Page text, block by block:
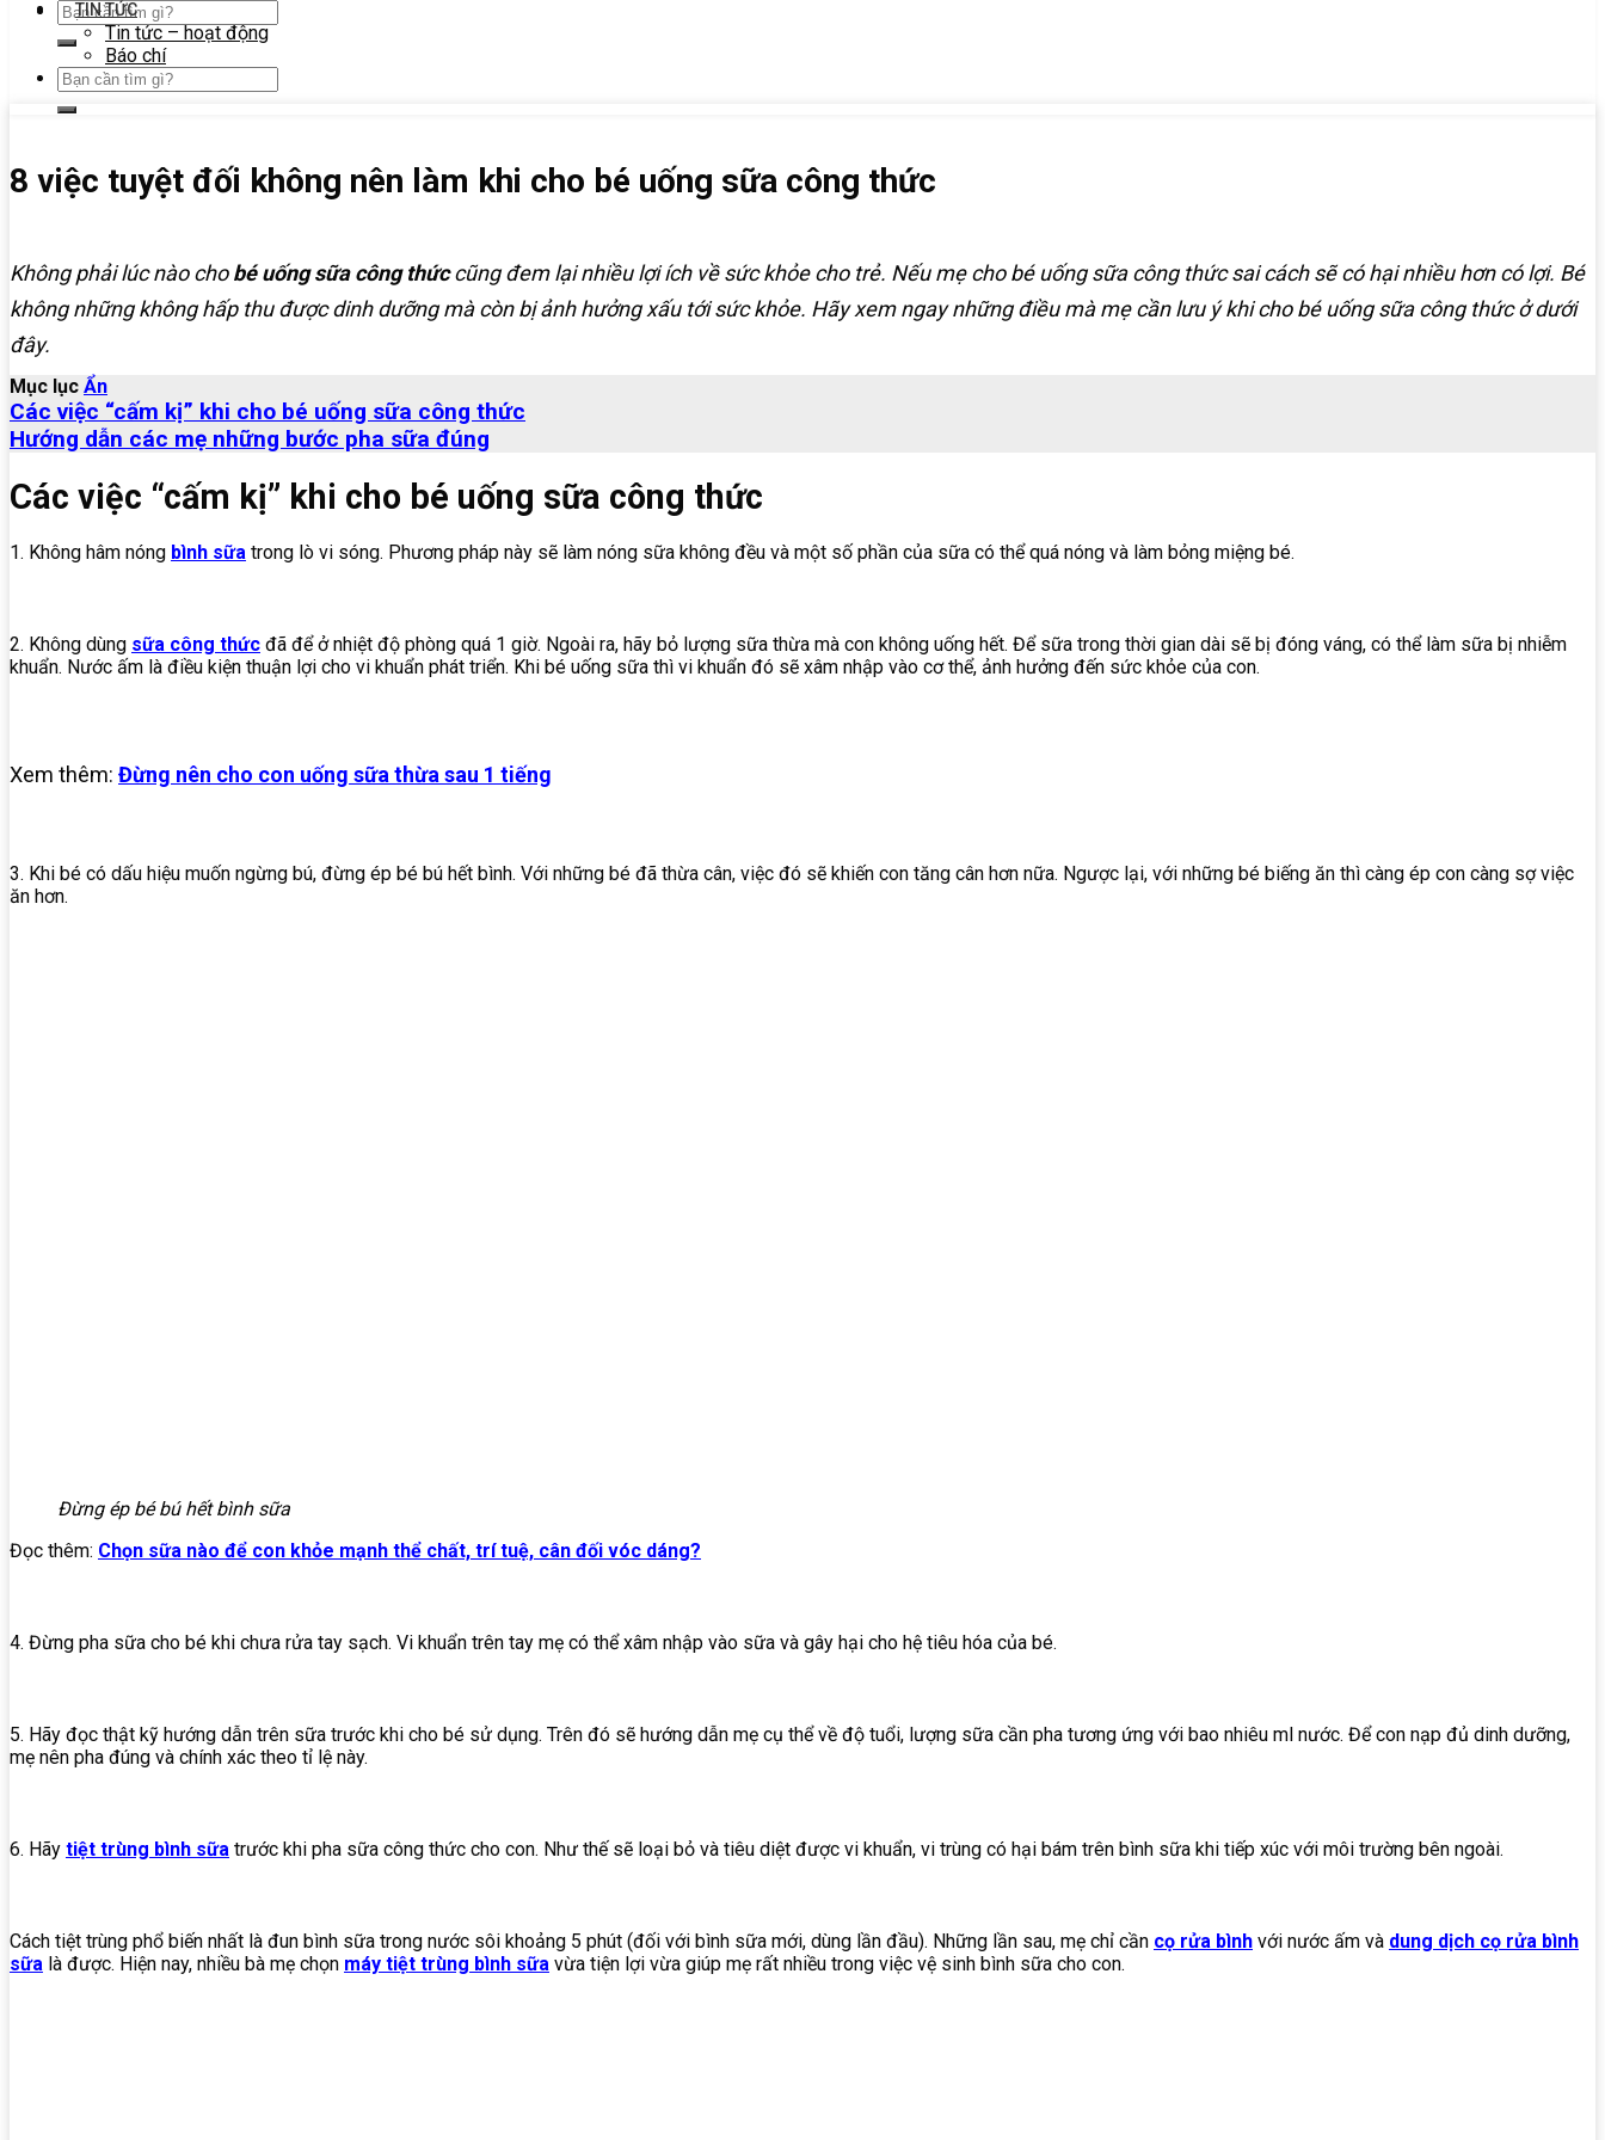
TIN TỨC
Tin tức – hoạt động
Báo chí
8 việc tuyệt đối không nên làm khi cho bé uống sữa công thức
Không phải lúc nào chobé uống sữa công thứccũng đem lại nhiều lợi ích về sức khỏe cho trẻ. Nếu mẹ cho bé uống sữa công thức sai cách sẽ có hại nhiều hơn có lợi. Bé
không những không hấp thu được dinh dưỡng mà còn bị ảnh hưởng xấu tới sức khỏe. Hãy xem ngay những điều mà mẹ cần lưu ý khi cho bé uống sữa công thức ở dưới
đây.
Mục lục Ẩn
Các việc “cấm kị” khi cho bé uống sữa công thức
Hướng dẫn các mẹ những bước pha sữa đúng
Các việc “cấm kị” khi cho bé uống sữa công thức
1. Không hâm nóng bình sữa trong lò vi sóng. Phương pháp này sẽ làm nóng sữa không đều và một số phần của sữa có thể quá nóng và làm bỏng miệng bé.
2. Không dùng sữa công thức đã để ở nhiệt độ phòng quá 1 giờ. Ngoài ra, hãy bỏ lượng sữa thừa mà con không uống hết. Để sữa trong thời gian dài sẽ bị đóng váng, có thể làm sữa bị nhiễm
khuẩn. Nước ấm là điều kiện thuận lợi cho vi khuẩn phát triển. Khi bé uống sữa thì vi khuẩn đó sẽ xâm nhập vào cơ thể, ảnh hưởng đến sức khỏe của con.
Xem thêm: Đừng nên cho con uống sữa thừa sau 1 tiếng
3. Khi bé có dấu hiệu muốn ngừng bú, đừng ép bé bú hết bình. Với những bé đã thừa cân, việc đó sẽ khiến con tăng cân hơn nữa. Ngược lại, với những bé biếng ăn thì càng ép con càng sợ việc
ăn hơn.
Đừng ép bé bú hết bình sữa
Đọc thêm: Chọn sữa nào để con khỏe mạnh thể chất, trí tuệ, cân đối vóc dáng?
4. Đừng pha sữa cho bé khi chưa rửa tay sạch. Vi khuẩn trên tay mẹ có thể xâm nhập vào sữa và gây hại cho hệ tiêu hóa của bé.
5. Hãy đọc thật kỹ hướng dẫn trên sữa trước khi cho bé sử dụng. Trên đó sẽ hướng dẫn mẹ cụ thể về độ tuổi, lượng sữa cần pha tương ứng với bao nhiêu ml nước. Để con nạp đủ dinh dưỡng,
mẹ nên pha đúng và chính xác theo tỉ lệ này.
6. Hãy tiệt trùng bình sữa trước khi pha sữa công thức cho con. Như thế sẽ loại bỏ và tiêu diệt được vi khuẩn, vi trùng có hại bám trên bình sữa khi tiếp xúc với môi trường bên ngoài.
Cách tiệt trùng phổ biến nhất là đun bình sữa trong nước sôi khoảng 5 phút (đối với bình sữa mới, dùng lần đầu). Những lần sau, mẹ chỉ cần cọ rửa bình với nước ấm và dung dịch cọ rửa bình
sữa là được. Hiện nay, nhiều bà mẹ chọn máy tiệt trùng bình sữa vừa tiện lợi vừa giúp mẹ rất nhiều trong việc vệ sinh bình sữa cho con.